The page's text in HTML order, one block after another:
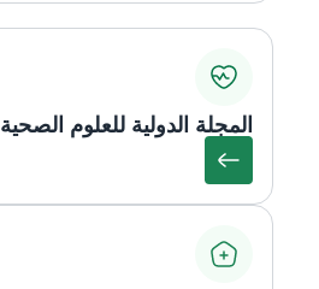
المجلة الدولية للعلوم الصحية